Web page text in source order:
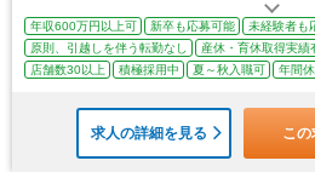
年収600万円以上可 新卒も応募可能
未経験者も
原則、引越しを伴う転勤なし
産休・育休取得実績
店舗数30以上
積極採用中 夏～秋入職可 年間
求人の詳細を見る この